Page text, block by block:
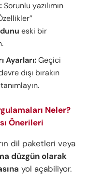
Sorunlu yazılımın
eski bir
Ayarları:Geçici
dışı bırakın
Neler?
Önerileri
dil paketleri veya
düzgün olarak
yol açabiliyor.